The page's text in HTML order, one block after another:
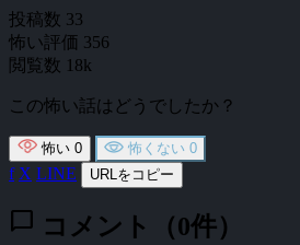
投稿数 33
怖い評価 356
閲覧数 18k
この怖い話はどうでしたか？
怖い 0 怖くない 0
f X LINE URLをコピー
chat_bubble コメント（0件）